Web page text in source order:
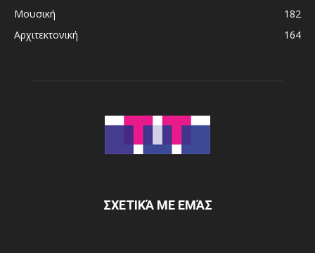
Μουσική
182
Αρχιτεκτονική
164
ΣΧΕΤΙΚΆ ΜΕ ΕΜΆΣ